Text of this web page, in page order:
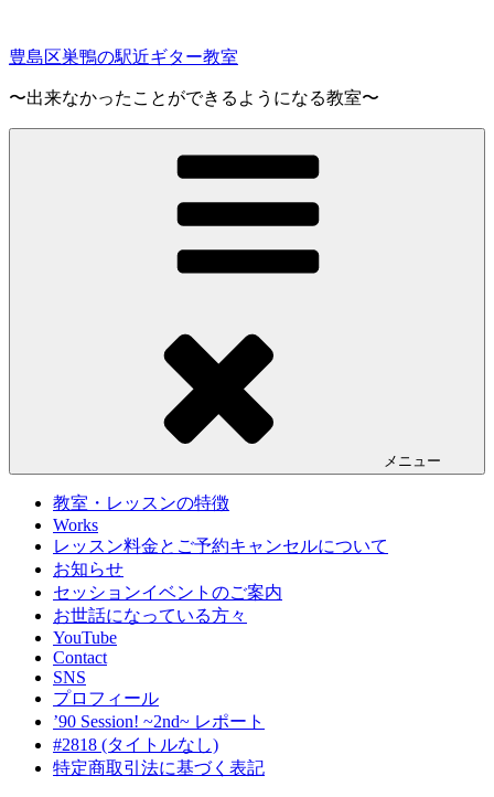
テ
へ
豊島区巣鴨の駅近ギター教室
〜出来なかったことができるようになる教室〜
メニュー
教室・レッスンの特徴
Works
レッスン料金とご予約キャンセルについて
お知らせ
セッションイベントのご案内
お世話になっている方々
YouTube
Contact
SNS
プロフィール
’90 Session! ~2nd~ レポート
#2818 (タイトルなし)
特定商取引法に基づく表記